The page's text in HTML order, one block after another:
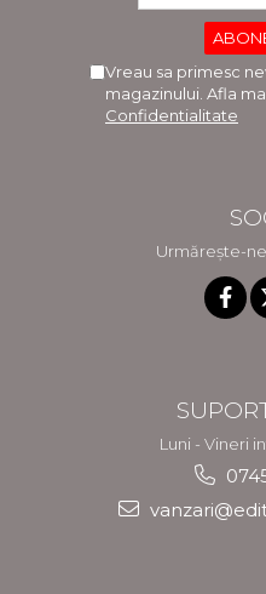
Vreau sa primesc
magazinului. Afla
Confidentialitate
Urmărește-
Luni - Vineri